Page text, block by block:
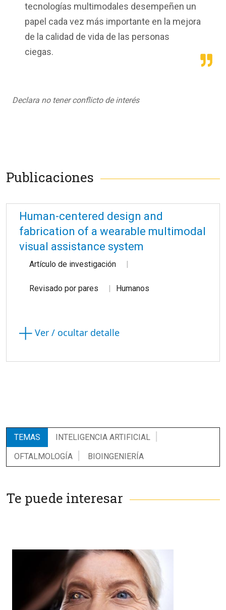
tecnologías multimodales desempeñen un
papel cada vez más importante en la mejora
de la calidad de vida de las personas
ciegas.
Declara no tener conflicto de interés
Publicaciones
Human-centered design and
fabrication of a wearable multimodal
visual assistance system
Artículo de investigación
Revisado por pares Humanos
Ver / ocultar detalle
TEMAS
INTELIGENCIA ARTIFICIAL
OFTALMOLOGÍA
BIOINGENIERÍA
Te puede interesar